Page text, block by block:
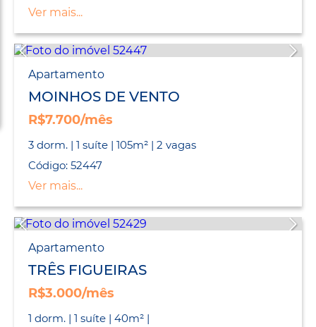
Ver mais...
Apartamento
MOINHOS DE VENTO
R$7.700/mês
3 dorm. | 1 suíte | 105m² | 2 vagas
Código: 52447
Ver mais...
Apartamento
TRÊS FIGUEIRAS
R$3.000/mês
1 dorm. | 1 suíte | 40m² |